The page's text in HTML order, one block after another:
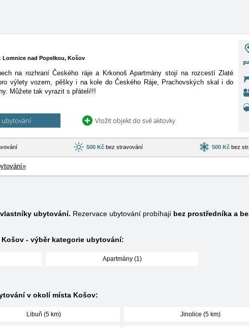
Lomnice nad Popelkou, Košov
na rozhraní Českého ráje a Krkonoš Apartmány stojí na rozcestí Zlaté
výlety vozem, pěšky i na kole do Českého Ráje, Prachovských skal i do
Můžete tak vyrazit s přáteli!!!
ubytování Vložit objekt do své aktovky
500 Kčbez stravování 500 Kčbez
ubytování. Rezervace ubytování probíhají bez prostředníka a
- výběr kategorie ubytování:
Apartmány (1)
v okolí místa Košov:
Libuň (5 km) Jinolice (5 km)